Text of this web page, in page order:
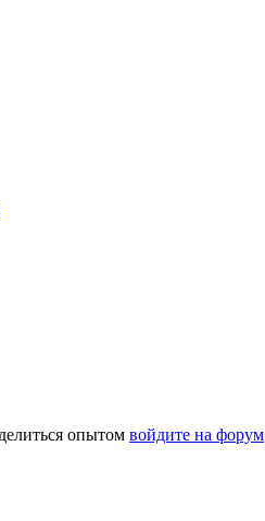
опытом войдите на форум